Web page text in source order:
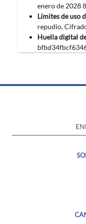
‎enero‎ de ‎2028
Límites de uso
repudio,
Huella digital